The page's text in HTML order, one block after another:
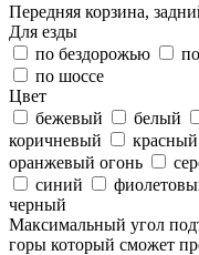
Передняя корзина,
Для езды
по бездорожью
по шоссе
Цвет
бежевый
белый
коричневый
красный
оранжевый огонь
синий
черный
Максимальный угол
горы который сможет